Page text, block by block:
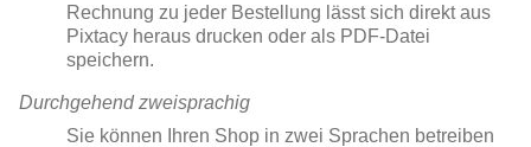
Rechnung zu jeder Bestellung lässt sich direkt aus
Pixtacy heraus drucken oder als PDF-Datei
speichern.
Durchgehend zweisprachig
Sie können Ihren Shop in zwei Sprachen betreiben